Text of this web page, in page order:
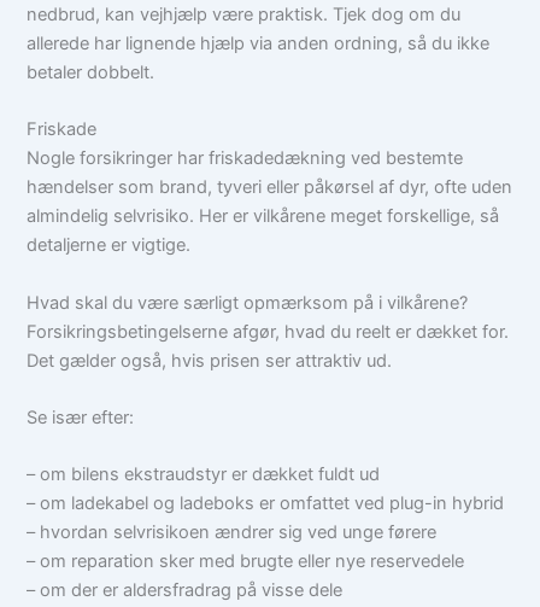
nedbrud, kan vejhjælp være praktisk. Tjek dog om du
allerede har lignende hjælp via anden ordning, så du ikke
betaler dobbelt.
Friskade
Nogle forsikringer har friskadedækning ved bestemte
hændelser som brand, tyveri eller påkørsel af dyr, ofte uden
almindelig selvrisiko. Her er vilkårene meget forskellige, så
detaljerne er vigtige.
Hvad skal du være særligt opmærksom på i vilkårene?
Forsikringsbetingelserne afgør, hvad du reelt er dækket for.
Det gælder også, hvis prisen ser attraktiv ud.
Se især efter:
– om bilens ekstraudstyr er dækket fuldt ud
– om ladekabel og ladeboks er omfattet ved plug-in hybrid
– hvordan selvrisikoen ændrer sig ved unge førere
– om reparation sker med brugte eller nye reservedele
– om der er aldersfradrag på visse dele